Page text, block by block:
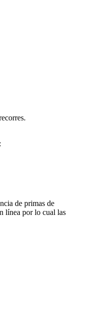
de primas de
línea por lo cual las